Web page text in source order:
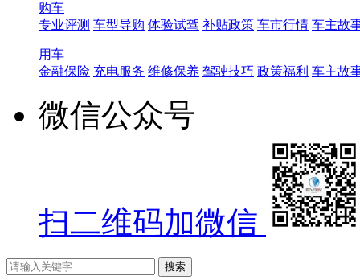
购车
专业评测 车型导购 体验试驾 补贴政策 车市行情 车主故
用车
金融保险 充电服务 维修保养 驾驶技巧 政策福利 车主故
微信公众号
扫二维码加微信